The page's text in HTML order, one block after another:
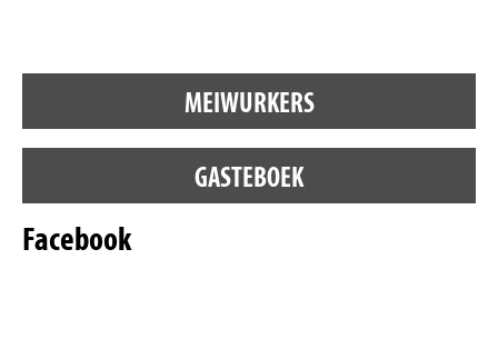
MEIWURKERS
GASTEBOEK
Facebook